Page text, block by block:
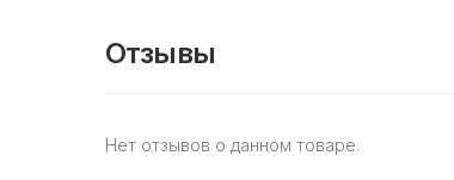
Отзывы
Нет отзывов о данном товаре.